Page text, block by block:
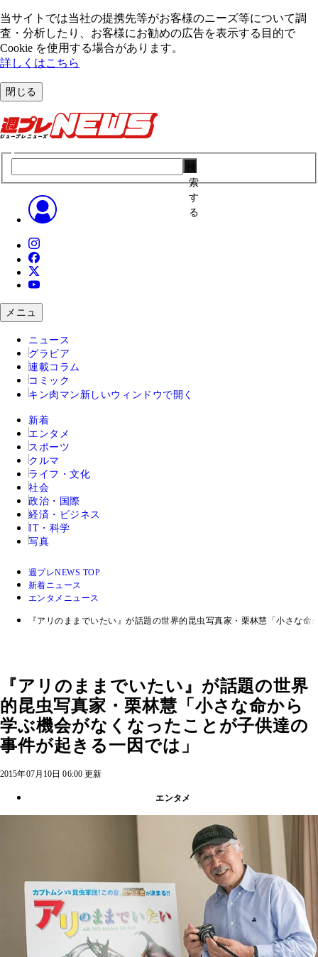
当サイトでは当社の提携先等がお客様のニーズ等について調
査・分析したり、お客様にお勧めの広告を表⽰する⽬的で
Cookie を使⽤する場合があります。
詳しくはこちら
閉じる
索
す
る
メニュ
ニュース
グラビア
連載コラム
コミック
キン肉マン 新しいウィンドウで開く
新着
エンタメ
スポーツ
クルマ
ライフ・文化
社会
政治・国際
経済・ビジネス
IT・科学
写真
週プレNEWS TOP
新着ニュース
エンタメニュース
『アリのままでいたい』が話題の世界的昆虫写真家・栗林慧「小さな
『アリのままでいたい』が話題の世界
的昆虫写真家・栗林慧「小さな命から
学ぶ機会がなくなったことが子供達の
事件が起きる一因では」
2015年07月10日 06:00 更新
エンタメ